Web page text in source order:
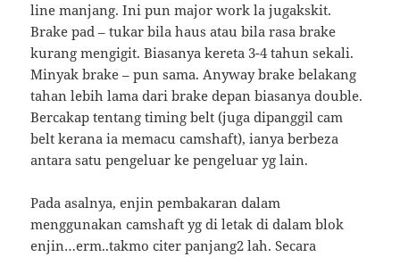
line manjang. Ini pun major work la jugakskit.
Brake pad – tukar bila haus atau bila rasa brake
kurang mengigit. Biasanya kereta 3-4 tahun sekali.
Minyak brake – pun sama. Anyway brake belakang
tahan lebih lama dari brake depan biasanya double.
Bercakap tentang timing belt (juga dipanggil cam
belt kerana ia memacu camshaft), ianya berbeza
antara satu pengeluar ke pengeluar yg lain.
Pada asalnya, enjin pembakaran dalam
menggunakan camshaft yg di letak di dalam blok
enjin…erm..takmo citer panjang2 lah. Secara